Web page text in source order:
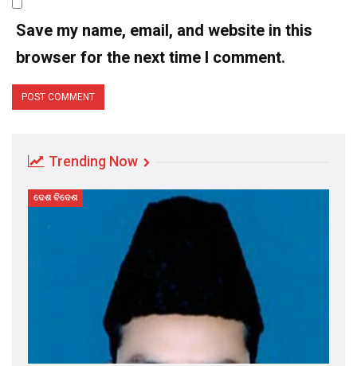
Save my name, email, and website in this
browser for the next time I comment.
Trending Now
ଦେଶ ବିଦେଶ